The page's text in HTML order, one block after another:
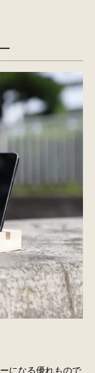
になる優れもので